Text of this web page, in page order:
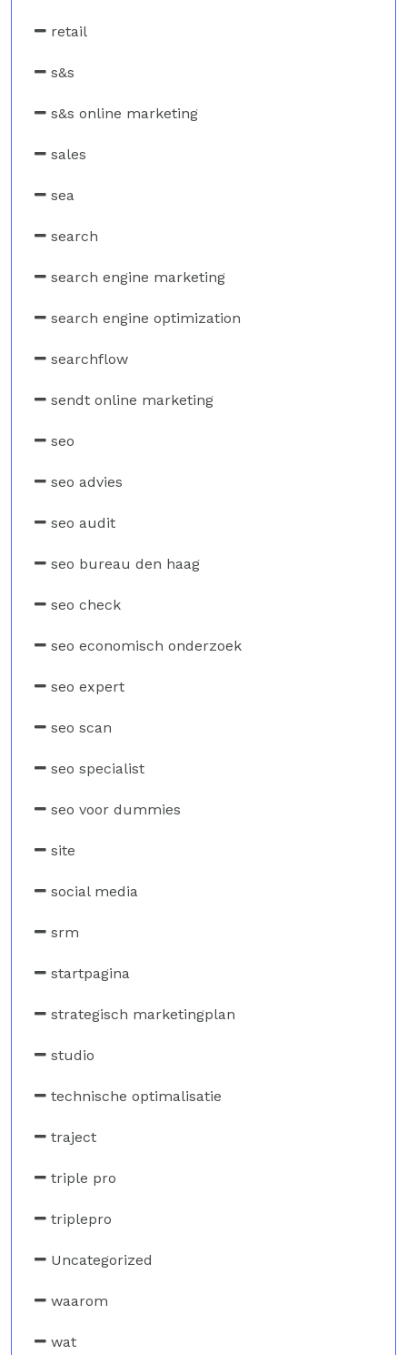
retail
s&s
s&s online marketing
sales
sea
search
search engine marketing
search engine optimization
searchflow
sendt online marketing
seo
seo advies
seo audit
seo bureau den haag
seo check
seo economisch onderzoek
seo expert
seo scan
seo specialist
seo voor dummies
site
social media
srm
startpagina
strategisch marketingplan
studio
technische optimalisatie
traject
triple pro
triplepro
Uncategorized
waarom
wat